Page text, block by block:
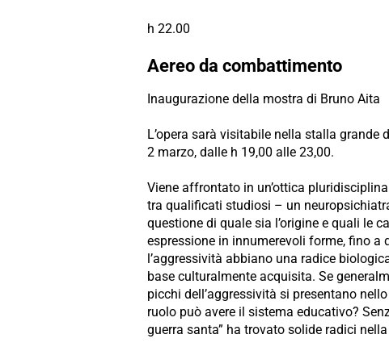
h 22.00
Aereo da combattimento
Inaugurazione della mostra di Bruno Aita
L’opera sarà visitabile nella stalla grande
2 marzo, dalle h 19,00 alle 23,00.
Viene affrontato in un’ottica
tra qualificati studiosi – un
questione di quale sia l’origine e quali le
espressione in innumerevoli forme, fino a
l’aggressività abbiano una radice
base culturalmente acquisita. Se
picchi dell’aggressività si presentano
ruolo può avere il sistema educativo?
guerra santa” ha trovato solide radici